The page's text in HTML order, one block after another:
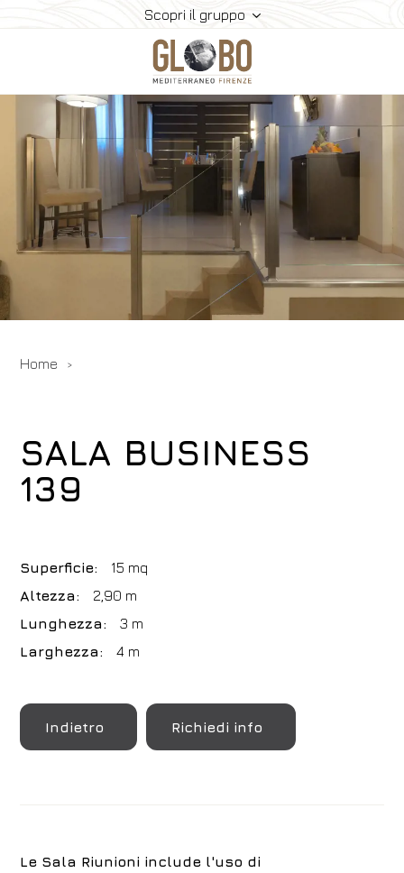
Scopri il gruppo
Home
Meeting & Eventi
Le Sale
Ristorazione
Gallery
Contatti
Home
SALA BUSINESS
139
Superficie:
15 mq
Altezza:
2,90 m
Lunghezza:
3 m
Larghezza:
4 m
Indietro Richiedi info
Le Sala Riunioni include l'uso di